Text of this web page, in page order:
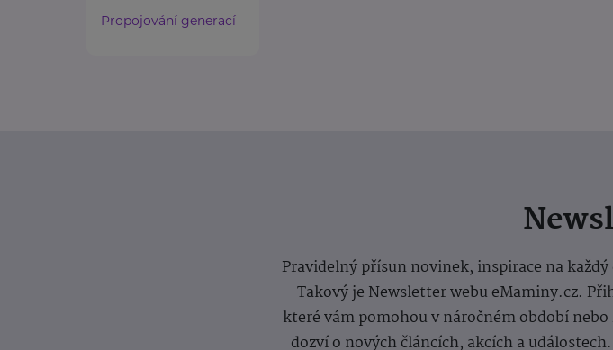
Propojování generací
Pravidelný přísun novinek, inspirace na
Takový je Newsletter webu eMaminy.cz.
které vám pomohou v náročném období
dozví o nových článcích, akcích a